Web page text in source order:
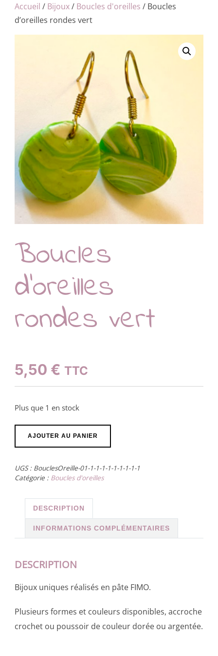
Accueil / Bijoux/ Boucles d'oreilles / Boucles
d’oreilles rondes vert
Boucles
d’oreilles
rondes vert
5,50 € TTC
Plus que 1 en stock
quantité
de
d’oreilles
rondes
vert
AJOUTER AU PANIER
UGS : BouclesOreille-01-1-1-1-1-1-1-1-1-1
Catégorie : Boucles d'oreilles
DESCRIPTION
INFORMATIONS COMPLÉMENTAIRES
DESCRIPTION
Bijoux uniques réalisés en pâte FIMO.
Plusieurs formes et couleurs disponibles, accroche
crochet ou poussoir de couleur dorée ou argentée.